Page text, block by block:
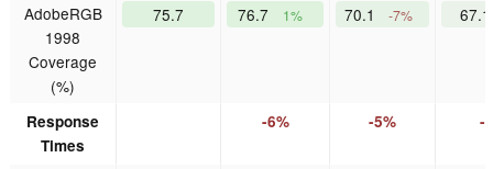
AdobeRGB
1998
Coverage
(%)
75.7 76.7 1% 70.1 -7%
Response
Times
-6% -5% -